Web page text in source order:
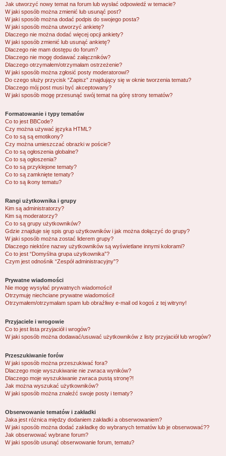
Jak utworzyć nowy temat na forum lub wysłać odpowiedź w temacie?
W jaki sposób można zmienić lub usunąć post?
W jaki sposób można dodać podpis do swojego posta?
W jaki sposób można utworzyć ankietę?
Dlaczego nie można dodać więcej opcji ankiety?
W jaki sposób zmienić lub usunąć ankietę?
Dlaczego nie mam dostępu do forum?
Dlaczego nie mogę dodawać załączników?
Dlaczego otrzymałem/otrzymałam ostrzeżenie?
W jaki sposób można zgłosić posty moderatorowi?
Do czego służy przycisk “Zapisz” znajdujący się w oknie tworzenia tematu?
Dlaczego mój post musi być akceptowany?
W jaki sposób mogę przesunąć swój temat na górę strony tematów?
Formatowanie i typy tematów
Co to jest BBCode?
Czy można używać języka HTML?
Co to są są emotikony?
Czy można umieszczać obrazki w poście?
Co to są ogłoszenia globalne?
Co to są ogłoszenia?
Co to są przyklejone tematy?
Co to są zamknięte tematy?
Co to są ikony tematu?
Rangi użytkownika i grupy
Kim są administratorzy?
Kim są moderatorzy?
Co to są grupy użytkowników?
Gdzie znajduje się spis grup użytkowników i jak można dołączyć do grupy?
W jaki sposób można zostać liderem grupy?
Dlaczego niektóre nazwy użytkowników są wyświetlane innymi kolorami?
Co to jest “Domyślna grupa użytkownika”?
Czym jest odnośnik “Zespół administracyjny”?
Prywatne wiadomości
Nie mogę wysyłać prywatnych wiadomości!
Otrzymuję niechciane prywatne wiadomości!
Otrzymałem/otrzymałam spam lub obraźliwy e-mail od kogoś z tej witryny!
Przyjaciele i wrogowie
Co to jest lista przyjaciół i wrogów?
W jaki sposób można dodawać/usuwać użytkowników z listy przyjaciół lub wrogów?
Przeszukiwanie forów
W jaki sposób można przeszukiwać fora?
Dlaczego moje wyszukiwanie nie zwraca wyników?
Dlaczego moje wyszukiwanie zwraca pustą stronę?!
Jak można wyszukać użytkowników?
W jaki sposób można znaleźć swoje posty i tematy?
Obserwowanie tematów i zakładki
Jaka jest różnica między dodaniem zakładki a obserwowaniem?
W jaki sposób można dodać zakładkę do wybranych tematów lub je obserwować??
Jak obserwować wybrane forum?
W jaki sposób usunąć obserwowanie forum, tematu?